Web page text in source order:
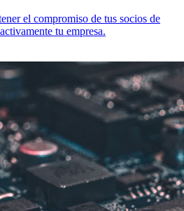
el compromiso de tus socios de
tu empresa.